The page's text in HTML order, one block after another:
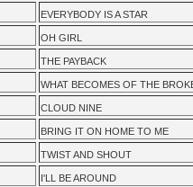
EVERYBODY IS A STAR
OH GIRL
THE PAYBACK
WHAT BECOMES OF THE
CLOUD NINE
BRING IT ON HOME TO ME
TWIST AND SHOUT
I'LL BE AROUND